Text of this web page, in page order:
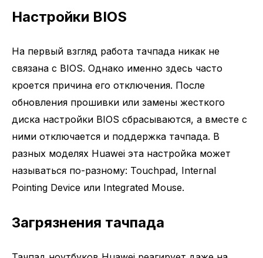
Настройки BIOS
На первый взгляд работа тачпада никак не
связана с BIOS. Однако именно здесь часто
кроется причина его отключения. После
обновления прошивки или замены жесткого
диска настройки BIOS сбрасываются, а вместе с
ними отключается и поддержка тачпада. В
разных моделях Huawei эта настройка может
называться по-разному: Touchpad, Internal
Pointing Device или Integrated Mouse.
Загрязнения тачпада